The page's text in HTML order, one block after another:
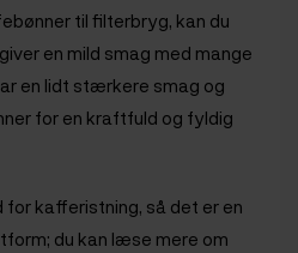
til filterbryg, kan du
en mild smag med mange
en lidt stærkere smag og
for en kraftfuld og fyldig
for kafferistning, så det er en
du kan læse mere om